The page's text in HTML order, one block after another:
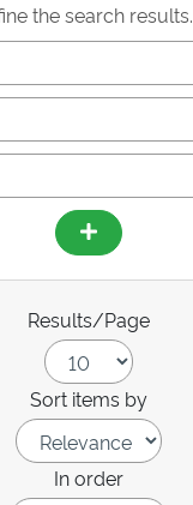
the search results.
Results/Page
Sort items by
In order